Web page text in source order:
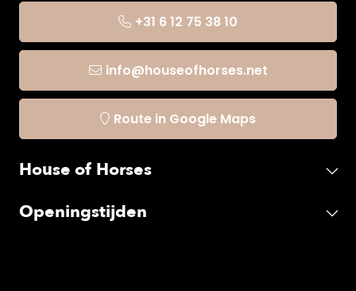
+31 6 12 75 38 10
info@houseofhorses.net
Route in Google Maps
House of Horses
Openingstijden